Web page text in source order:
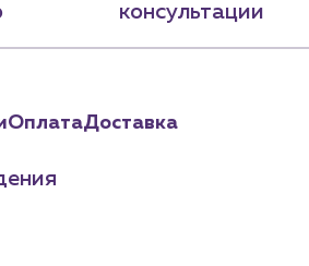
консультации
ОплатаДоставка